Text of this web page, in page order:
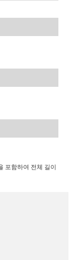
포함하여 전체 길이